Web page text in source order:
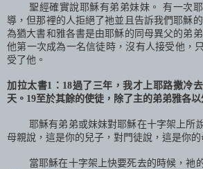
聖經確實說耶穌有弟弟妹妹。 有一次
導，但那裡的人拒絕了祂並且告訴我們耶穌
為猶大書和雅各書是由耶穌的同母異父的弟
他第一次成為一名信徒時，沒有人接受他，
受了他。
加拉太書1 ： 18過了三年，我才上耶路撒冷
天。 19至於其餘的使徒，除了主的弟弟雅各以
耶穌有弟弟或妹妹對耶穌在十字架上所
母親說，這是你的兒子，對門徒說，這是你的
當耶穌在十字架上快要死去的時候，祂